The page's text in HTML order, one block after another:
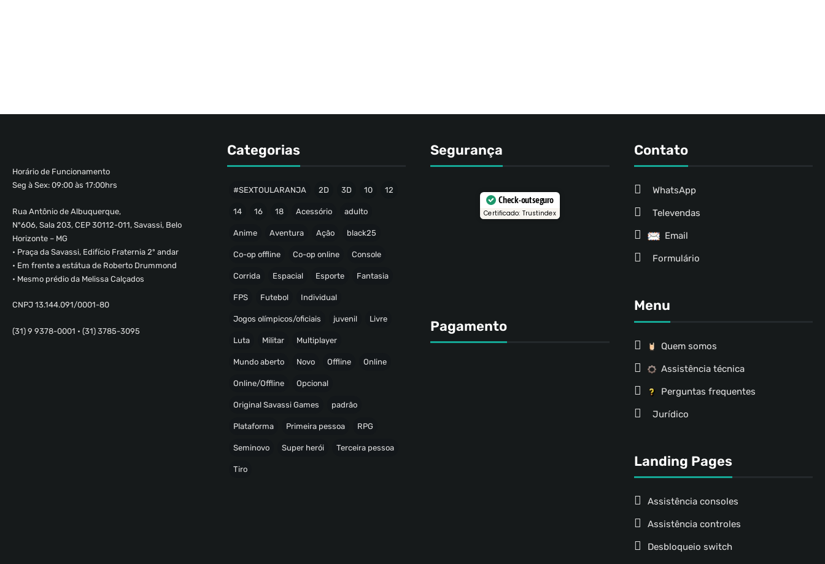
Horário de Funcionamento
Seg à Sex: 09:00 às 17:00hrs
Rua Antônio de Albuquerque,
Nº606, Sala 203, CEP 30112-011, Savassi, Belo
Horizonte – MG
• Praça da Savassi, Edifício Fraternia 2º andar
• Em frente a estátua de Roberto Drummond
• Mesmo prédio da Melissa Calçados
CNPJ 13.144.091/0001-80
(31) 9 9378-0001 • (31) 3785-3095
Categorias
#SEXTOULARANJA 2D 3D 10 12
14 16 18 Acessório adulto
Anime Aventura Ação black25
Co-op offline Co-op online Console
Corrida Espacial Esporte Fantasia
FPS Futebol Individual
Jogos olímpicos/oficiais juvenil Livre
Luta Militar Multiplayer
Mundo aberto Novo Offline Online
Online/Offline Opcional
Original Savassi Games padrão
Plataforma Primeira pessoa RPG
Seminovo Super herói Terceira pessoa
Tiro
Segurança
Check-out seguro
Certificado: Trustindex
Pagamento
Contato
WhatsApp
Televendas
Email
Formulário
Menu
Quem somos
Assistência técnica
Perguntas frequentes
Jurídico
Landing Pages
Assistência consoles
Assistência controles
Desbloqueio switch